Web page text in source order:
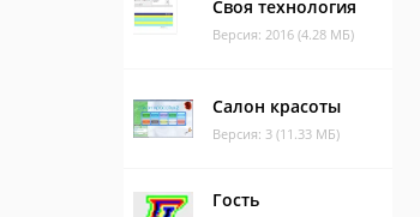
Своя технология
Версия: 2016 (4.28 МБ)
Салон красоты
Версия: 3 (11.33 МБ)
Гость